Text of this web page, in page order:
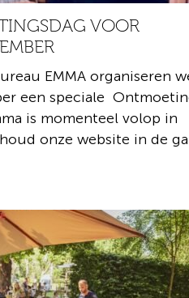
VOOR
EMMA organiseren
een speciale
is momenteel volop in
onze website in de